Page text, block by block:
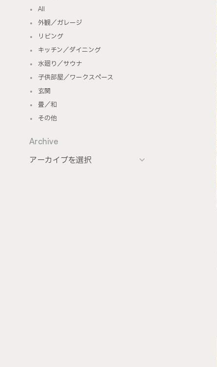
All
外観／ガレージ
リビング
キッチン／ダイニング
水廻り／サウナ
子供部屋／ワークスペース
玄関
畳／和
その他
Archive